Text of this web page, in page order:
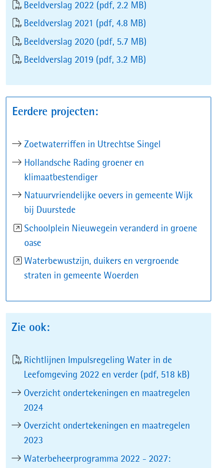
Beeldverslag 2022 (pdf, 2.2 MB)
Beeldverslag 2021 (pdf, 4.8 MB)
Beeldverslag 2020 (pdf, 5.7 MB)
Beeldverslag 2019 (pdf, 3.2 MB)
Eerdere projecten:
Zoetwaterriffen in Utrechtse Singel
Hollandsche Rading groener en
klimaatbestendiger
Natuurvriendelijke oevers in gemeente Wijk
bij Duurstede
Schoolplein Nieuwegein veranderd in groene
oase(opent
in
nieuw
Waterbewustzijn, duikers en vergroende
straten in gemeente Woerden
Zie ook:
Richtlijnen Impulsregeling Water in de
Leefomgeving 2022 en verder (pdf, 518 kB)
Overzicht ondertekeningen en maatregelen
2024
Overzicht ondertekeningen en maatregelen
2023
Waterbeheerprogramma 2022 - 2027: